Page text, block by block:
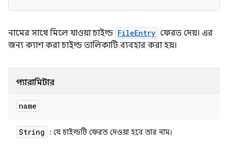
নামের সাথে মিলে যাওয়া চাইল্ড FileEntry ফেরত দেয়। এর
জন্য ক্যাশ করা চাইল্ড তালিকাটি ব্যবহার করা হয়।
প্যারামিটার
name
String : যে চাইল্ডটি ফেরত দেওয়া হবে তার নাম।